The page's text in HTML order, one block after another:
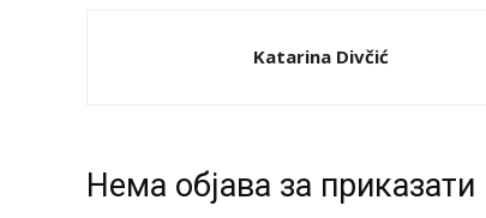
Katarina Divčić
Нeма објава за приказати